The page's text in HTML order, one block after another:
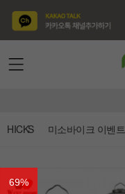
HICKS 미소바이크 이벤트
69%